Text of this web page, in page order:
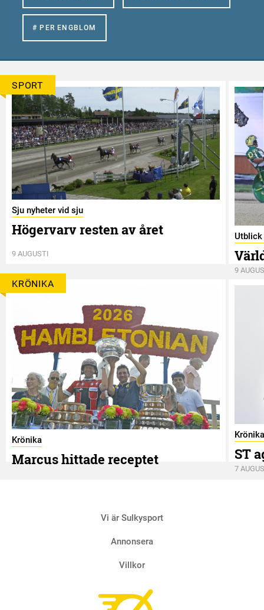
# PER ENGBLOM
SPORT
Sju nyheter vid sju
Högervarv resten av året
9 AUGUSTI
Utblick
9
KRÖNIKA
Krönika
Marcus hittade receptet
Krönika
ST
7
Vi är Sulkysport
Annonsera
Villkor